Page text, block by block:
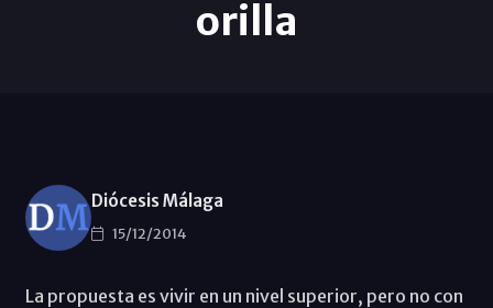
orilla
Diócesis Málaga
15/12/2014
La propuesta es vivir en un nivel superior, pero no con